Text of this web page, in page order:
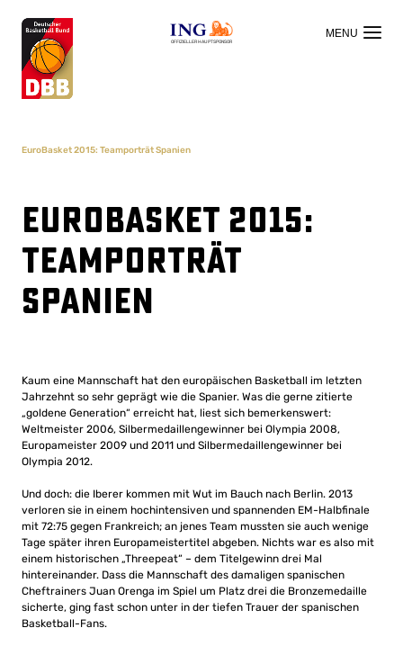
OFFIZIELLER HAUPTSPONSOR
EuroBasket 2015: Teamporträt Spanien
EuroBasket 2015:
Teamporträt
Spanien
Kaum eine Mannschaft hat den europäischen Basketball im letzten
Jahrzehnt so sehr geprägt wie die Spanier. Was die gerne zitierte
„goldene Generation“ erreicht hat, liest sich bemerkenswert:
Weltmeister 2006, Silbermedaillengewinner bei Olympia 2008,
Europameister 2009 und 2011 und Silbermedaillengewinner bei
Olympia 2012.
Und doch: die Iberer kommen mit Wut im Bauch nach Berlin. 2013
verloren sie in einem hochintensiven und spannenden EM-Halbfinale
mit 72:75 gegen Frankreich; an jenes Team mussten sie auch wenige
Tage später ihren Europameistertitel abgeben. Nichts war es also mit
einem historischen „Threepeat“ – dem Titelgewinn drei Mal
hintereinander. Dass die Mannschaft des damaligen spanischen
Cheftrainers Juan Orenga im Spiel um Platz drei die Bronzemedaille
sicherte, ging fast schon unter in der tiefen Trauer der spanischen
Basketball-Fans.